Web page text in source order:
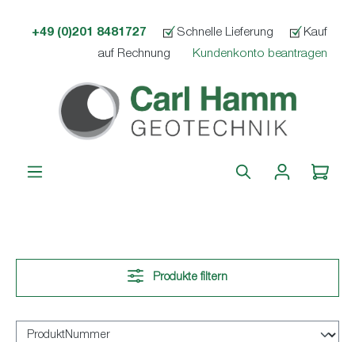
+49 (0)201 8481727 Schnelle Lieferung
Kauf
auf Rechnung
Kundenkonto beantragen
Produkte filtern